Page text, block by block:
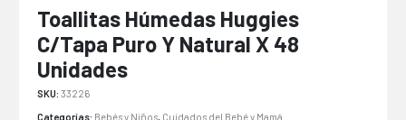
Toallitas Húmedas Huggies
C/Tapa Puro Y Natural X 48
Unidades
SKU: 33226
Categorías: Bebés y Niños, Cuidados del Bebé y Mamá